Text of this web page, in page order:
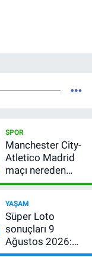
SPOR
Manchester City-
Atletico Madrid
maçı nereden
izlenir?
YAŞAM
Süper Loto
sonuçları 9
Ağustos 2026:
Kazanan